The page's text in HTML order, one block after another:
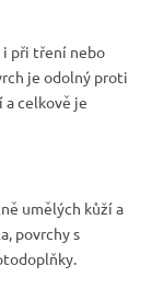
i při tření nebo
je odolný proti
a celkově je
umělých kůží a
povrchy s